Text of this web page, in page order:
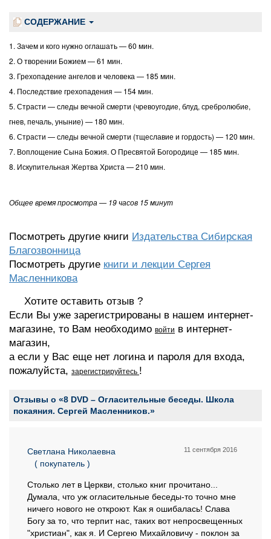
СОДЕРЖАНИЕ
1. Зачем и кого нужно оглашать — 60 мин.
2. О творении Божием — 61 мин.
3. Грехопадение ангелов и человека — 185 мин.
4. Последствие грехопадения — 154 мин.
5. Страсти — следы вечной смерти (чревоугодие, блуд, сребролюбие,
гнев, печаль, уныние) — 180 мин.
6. Страсти — следы вечной смерти (тщеславие и гордость) — 120 мин.
7. Воплощение Сына Божия. О Пресвятой Богородице — 185 мин.
8. Искупительная Жертва Христа — 210 мин.
Общее время просмотра — 19 часов 15 минут
Посмотреть другие книги Издательства Сибирская
Благозвонница
Посмотреть другие книги и лекции Сергея
Масленникова
Хотите оставить отзыв ?
Если Вы уже зарегистрированы в нашем интернет-
магазине, то Вам необходимо войти в интернет-
магазин,
а если у Вас еще нет логина и пароля для входа,
пожалуйста, зарегистрируйтесь !
Отзывы о «8 DVD – Огласительные беседы. Школа
покаяния. Сергей Масленников.»
Светлана Николаевна
( покупатель )
11 сентября 2016
Столько лет в Церкви, столько книг прочитано...
Думала, что уж огласительные беседы-то точно мне
ничего нового не откроют. Как я ошибалась! Слава
Богу за то, что терпит нас, таких вот непросвещенных
"христиан", как я. И Сергею Михайловичу - поклон за